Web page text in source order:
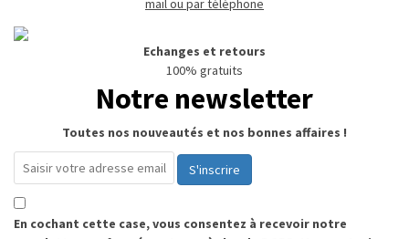
mail ou par téléphone
Echanges et retours
100% gratuits
Notre newsletter
Toutes nos nouveautés et nos bonnes affaires !
S'inscrire
En cochant cette case, vous consentez à recevoir notre